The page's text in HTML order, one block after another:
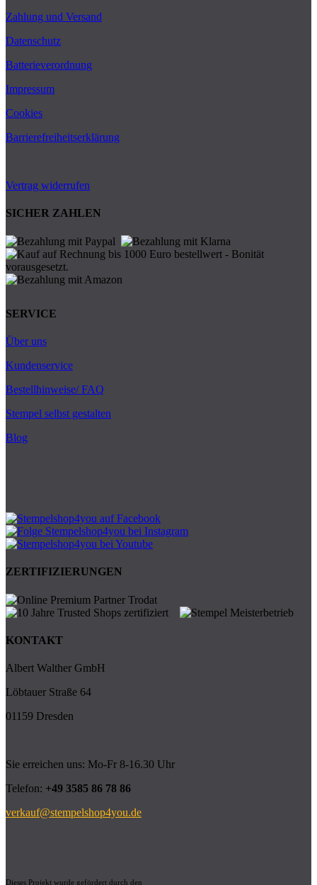
Zahlung und Versand
Datenschutz
Batterieverordnung
Impressum
Cookies
Barrierefreiheitserklärung
Vertrag widerrufen
SICHER ZAHLEN
SERVICE
Über uns
Kundenservice
Bestellhinweise/ FAQ
Stempel selbst gestalten
Blog
ZERTIFIZIERUNGEN
KONTAKT
Albert Walther GmbH
Löbtauer Straße 64
01159 Dresden
Sie erreichen uns: Mo-Fr 8-16.30 Uhr
Telefon: +49 3585 86 78 86
verkauf@stempelshop4you.de
Dieses Projekt wurde gefördert durch den